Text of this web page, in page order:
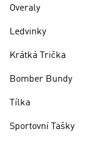
Overaly
Ledvinky
Krátká Trička
Bomber Bundy
Tílka
Sportovní Tašky